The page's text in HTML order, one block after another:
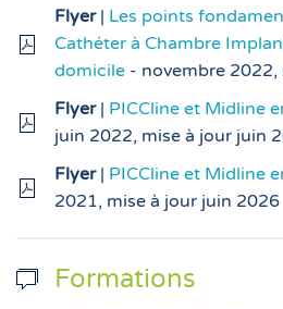
Flyer| Les points
Cathéter à Chambre
domicile - novembre
Flyer| PICCline et Midline
juin 2022, mise à jour juin
Flyer| PICCline et Midline
2021, mise à jour juin 2026
Formations